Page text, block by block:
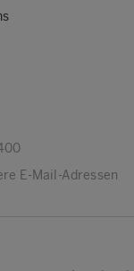
E-Mail-Adressen